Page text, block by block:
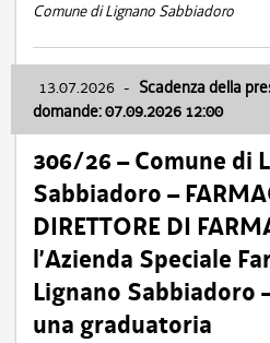
Comune di Lignano Sabbiadoro
13.07.2026 - Scadenza della
domande: 07.09.2026 12:00
306/26 – Comune di
Sabbiadoro –
DIRETTORE DI
l’Azienda Speciale
Lignano Sabbiadoro
una graduatoria